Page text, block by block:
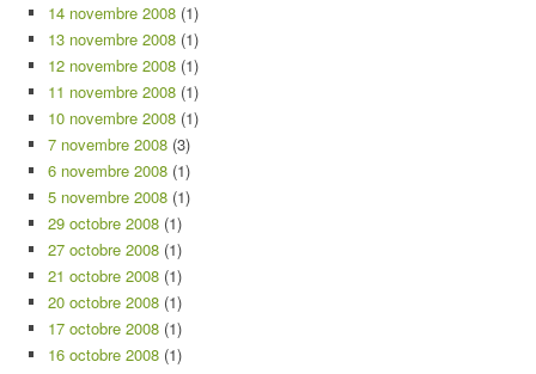
14 novembre 2008 (1)
13 novembre 2008 (1)
12 novembre 2008 (1)
11 novembre 2008 (1)
10 novembre 2008 (1)
7 novembre 2008 (3)
6 novembre 2008 (1)
5 novembre 2008 (1)
29 octobre 2008 (1)
27 octobre 2008 (1)
21 octobre 2008 (1)
20 octobre 2008 (1)
17 octobre 2008 (1)
16 octobre 2008 (1)